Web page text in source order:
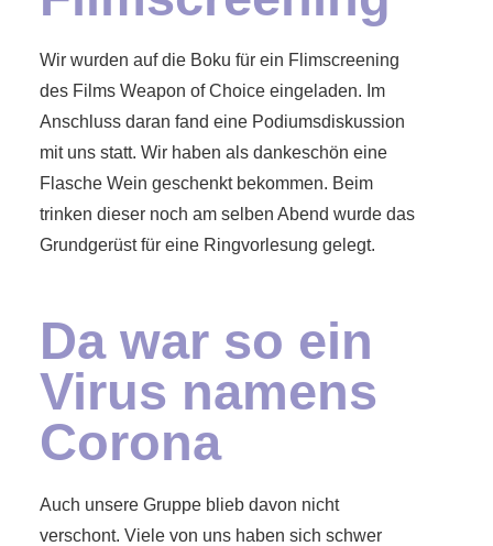
Wir wurden auf die Boku für ein Flimscreening
des Films Weapon of Choice eingeladen. Im
Anschluss daran fand eine Podiumsdiskussion
mit uns statt. Wir haben als dankeschön eine
Flasche Wein geschenkt bekommen. Beim
trinken dieser noch am selben Abend wurde das
Grundgerüst für eine Ringvorlesung gelegt.
Da war so ein
Virus namens
Corona
Auch unsere Gruppe blieb davon nicht
verschont. Viele von uns haben sich schwer